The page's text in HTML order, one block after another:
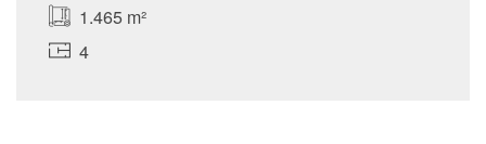
1.465 m²
4